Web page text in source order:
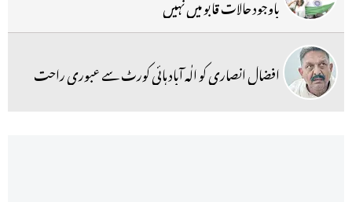
افضال انصاری کو الٰہ آباد ہائی کورٹ سے عبوری راحت